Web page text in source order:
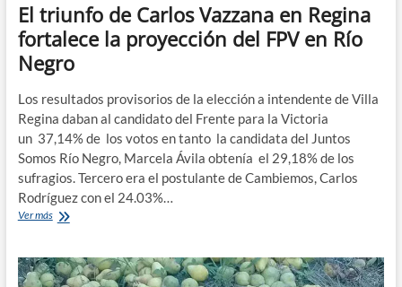
El triunfo de Carlos Vazzana en Regina
fortalece la proyección del FPV en Río
Negro
Los resultados provisorios de la elección a intendente de Villa
Regina daban al candidato del Frente para la Victoria
un 37,14% de los votos en tanto la candidata del Juntos
Somos Río Negro, Marcela Ávila obtenía el 29,18% de los
sufragios. Tercero era el postulante de Cambiemos, Carlos
Rodríguez con el 24.03%…
Ver másEl
Carlos
Vazzana